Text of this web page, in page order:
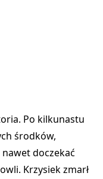
Po kilkunastu
środków,
doczekać
Krzysiek zmarł